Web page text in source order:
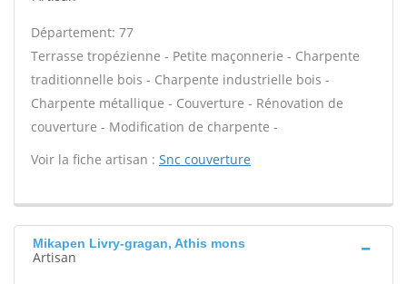
Département: 77
Terrasse tropézienne - Petite maçonnerie - Charpente
traditionnelle bois - Charpente industrielle bois -
Charpente métallique - Couverture - Rénovation de
couverture - Modification de charpente -
Voir la fiche artisan : Snc couverture
Mikapen Livry-gragan, Athis mons
Artisan